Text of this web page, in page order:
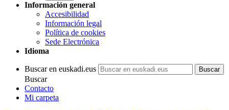
Información general
Accesibilidad
Información legal
Política de cookies
Sede Electrónica
Idioma
Buscar en euskadi.eus
Buscar
Contacto
Mi carpeta